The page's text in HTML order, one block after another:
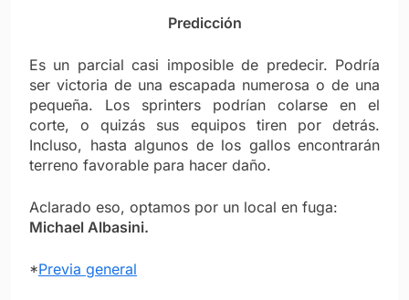
Predicción
Es un parcial casi imposible de predecir. Podría
ser victoria de una escapada numerosa o de una
pequeña. Los sprinters podrían colarse en el
corte, o quizás sus equipos tiren por detrás.
Incluso, hasta algunos de los gallos encontrarán
terreno favorable para hacer daño.
Aclarado eso, optamos por un local en fuga:
Michael Albasini.
*Previa general